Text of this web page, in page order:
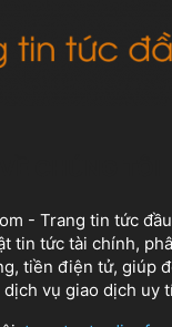
- Trang tin tức
tin tức tài chính,
tiền điện tử, giúp
dịch vụ giao dịch uy